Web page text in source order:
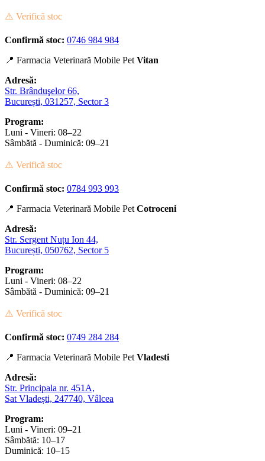
⚠️ Verifică stoc
Confirmă stoc: 0746 984 984
📍 Farmacia Veterinară Mobile Pet Vitan
Adresă:
Str. Brânduşelor 66,
București, 031257, Sector 3
Program:
Luni - Vineri: 08–22
Sâmbătă - Duminică: 09–21
⚠️ Verifică stoc
Confirmă stoc: 0784 993 993
📍 Farmacia Veterinară Mobile Pet Cotroceni
Adresă:
Str. Sergent Nuțu Ion 44,
București, 050762, Sector 5
Program:
Luni - Vineri: 08–22
Sâmbătă - Duminică: 09–21
⚠️ Verifică stoc
Confirmă stoc: 0749 284 284
📍 Farmacia Veterinară Mobile Pet Vladesti
Adresă:
Str. Principala nr. 451A,
Sat Vladești, 247740, Vâlcea
Program:
Luni - Vineri: 09–21
Sâmbătă: 10–17
Duminică: 10–15